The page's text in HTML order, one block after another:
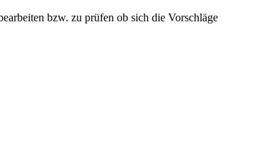
bzw. zu prüfen ob sich die Vorschläge